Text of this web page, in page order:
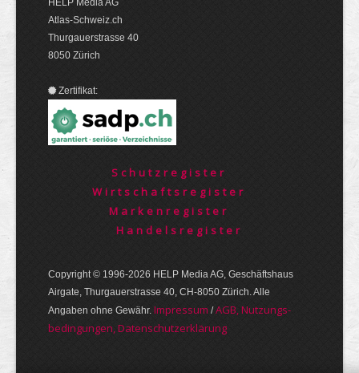
Atlas-Schweiz.ch
Thurgauerstrasse 40
8050 Zürich
Zertifikat:
Schutzregister
Wirtschaftsregister
Markenregister
Handelsregister
Copyright © 1996-2026 HELP Media AG, Geschäftshaus
Airgate, Thurgauer­strasse 40, CH-8050 Zürich. Alle
Angaben ohne Gewähr. Im­pres­sum /AGB, Nut­zungs­
bedin­gungen, Daten­schutz­er­klärung